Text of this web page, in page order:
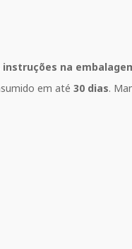
instruções na
em até 30 dias.